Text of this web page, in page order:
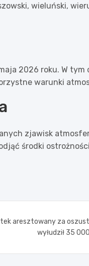
wieluński,
2026 roku. W tym
warunki
zjawisk
środki
aresztowany za
wyłudził 35